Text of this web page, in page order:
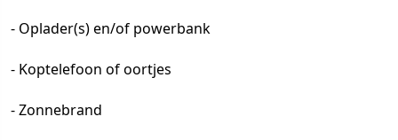
- Oplader(s) en/of powerbank
- Koptelefoon of oortjes
- Zonnebrand